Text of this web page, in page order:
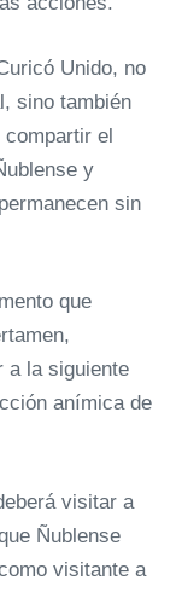
Unido, no
sino también
el
y
sin
que
a la siguiente
anímica de
visitar a
Ñublense
visitante a